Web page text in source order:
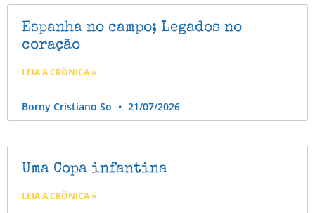
Espanha no campo; Legados no
coração
LEIA A CRÔNICA »
Borny Cristiano So 21/07/2026
Uma Copa infantina
LEIA A CRÔNICA »